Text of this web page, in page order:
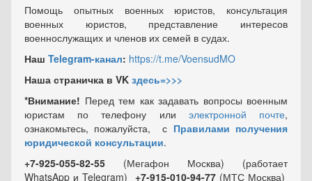
Помощь опытных военных юристов, консультация
военных юристов, представление интересов
военнослужащих и членов их семей в судах.
Наш Telegram-канал: https://t.me/VoensudMO
Наша страничка в VK здесь=>>>
*Внимание! Перед тем как задавать вопросы военным
юристам по телефону или электронной почте,
ознакомьтесь, пожалуйста, с Правилами получения
юридической консультации.
+7-925-055-82-55 (Мегафон Москва) (работает
WhatsApp и Telegram) +7-915-010-94-77 (МТС Москва)